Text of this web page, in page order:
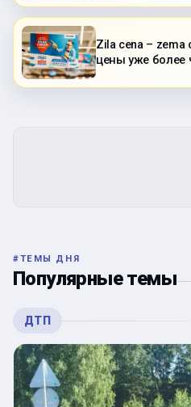
Zila cena – zema
цены уже более
#ТЕМЫ ДНЯ
Популярные темы
ДТП